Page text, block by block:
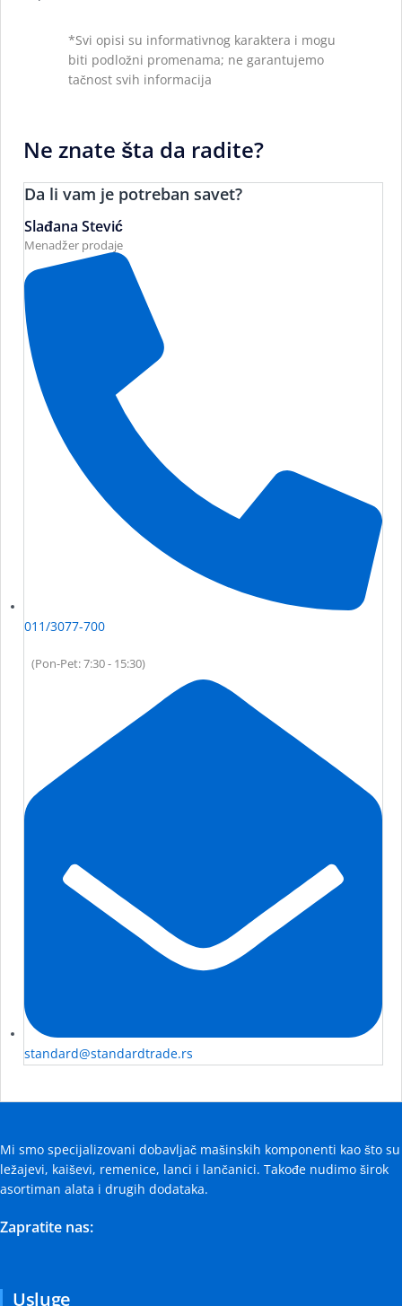
*Svi opisi su informativnog karaktera i mogu
biti podložni promenama; ne garantujemo
tačnost svih informacija
Ne znate šta da radite?
Da li vam je potreban savet?
Slađana Stević
Menadžer prodaje
011/3077-700
(Pon-Pet: 7:30 - 15:30)
standard@standardtrade.rs
Mi smo specijalizovani dobavljač mašinskih komponenti kao što su
ležajevi, kaiševi, remenice, lanci i lančanici. Takođe nudimo širok
asortiman alata i drugih dodataka.
Zapratite nas:
Usluge